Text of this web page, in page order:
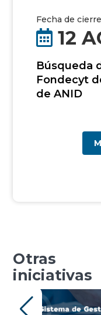
Fecha de cierre
12
Búsqueda
Fondecyt
de ANID
Otras
iniciativas